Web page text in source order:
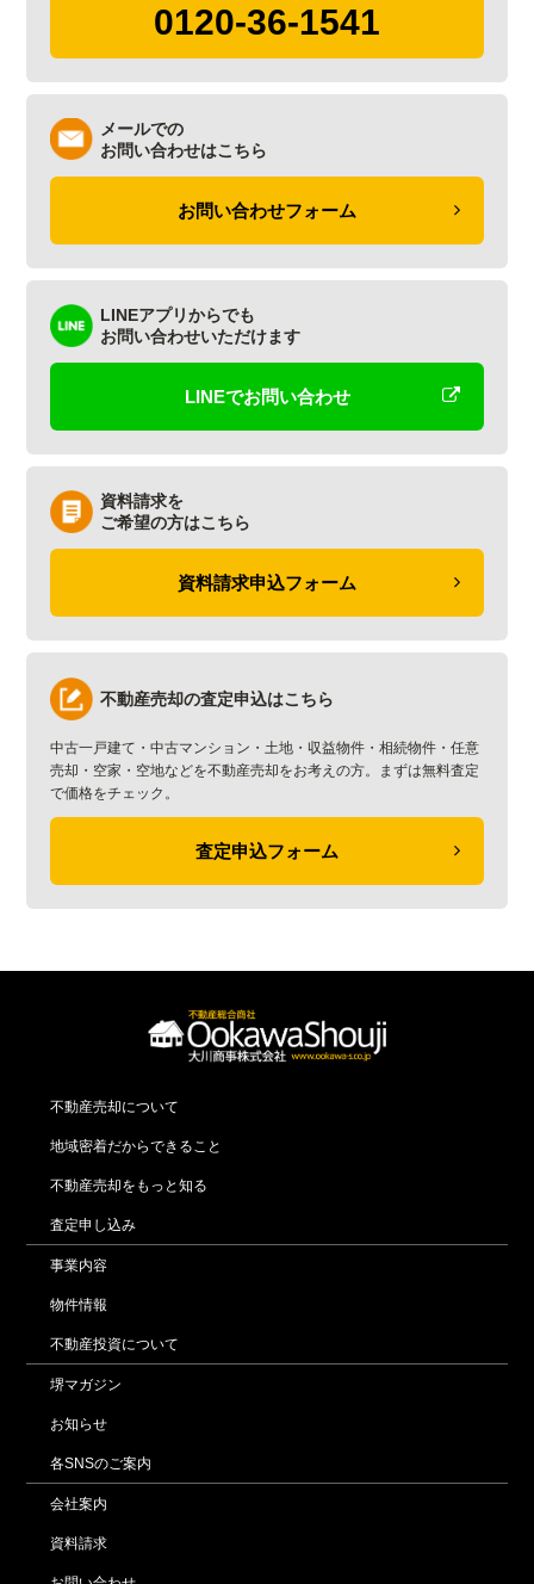
0120-36-1541
メールでの
お問い合わせはこちら
お問い合わせフォーム
LINEアプリからでも
お問い合わせいただけます
LINEでお問い合わせ
資料請求を
ご希望の方はこちら
資料請求申込フォーム
不動産売却の査定申込はこちら
中古一戸建て・中古マンション・土地・収益物件・相続物件・任意
売却・空家・空地などを不動産売却をお考えの方。まずは無料査定
で価格をチェック。
査定申込フォーム
不動産売却について
地域密着だからできること
不動産売却をもっと知る
査定申し込み
事業内容
物件情報
不動産投資について
堺マガジン
お知らせ
各SNSのご案内
会社案内
資料請求